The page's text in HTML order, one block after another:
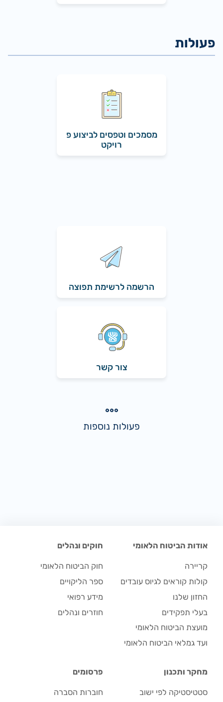
מסמכים וטפסים לביצוע פ
רויקט
הרשמה לרשימת תפוצה
צור קשר
פעולות נוספות
אודות הביטוח הלאומי
קריירה
קולות קוראים לגיוס עובדים
החזון שלנו
בעלי תפקידים
מועצת הביטוח הלאומי
ועד גמלאי הביטוח הלאומי
חוקים ונהלים
חוק הביטוח הלאומי
ספר הליקויים
מידע רפואי
חוזרים ונהלים
מחקר ותכנון
סטטיסטיקה לפי ישוב
פרסומים
חוברות הסברה